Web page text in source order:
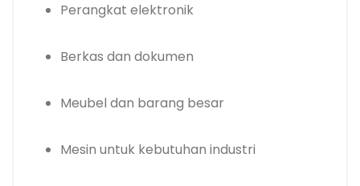
Perangkat elektronik
Berkas dan dokumen
Meubel dan barang besar
Mesin untuk kebutuhan industri